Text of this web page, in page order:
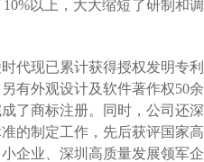
以上，大大缩短了研制和调
代现已累计获得授权发明专利
有外观设计及软件著作权50余
了商标注册。同时，公司还深
的制定工作，先后获评国家高
企业、深圳高质量发展领军企